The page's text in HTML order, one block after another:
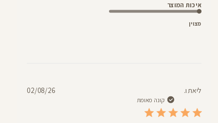
איכות המוצר
מצוין
ליאת ו.
קונה מאומת
תאריך02/08/26